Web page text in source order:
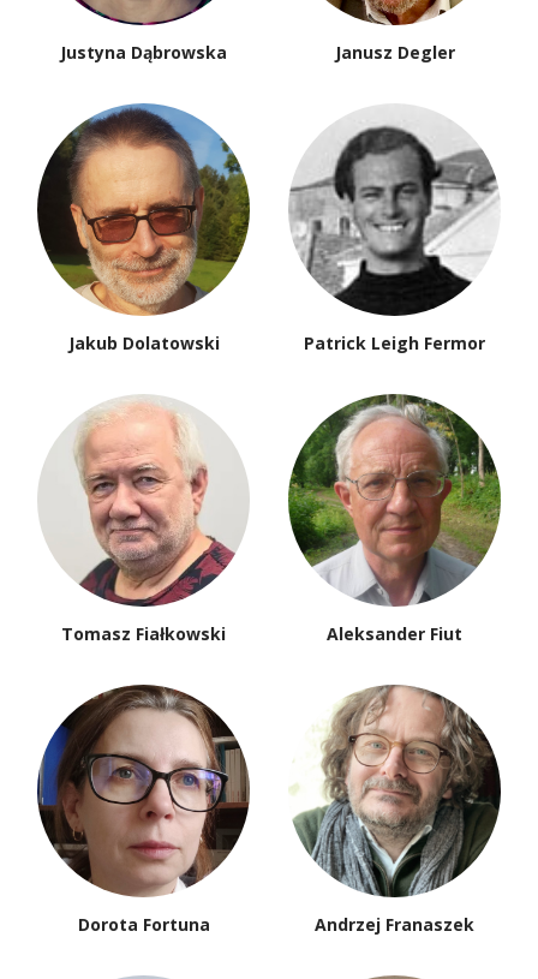
Justyna Dąbrowska Janusz Degler
Jakub Dolatowski Patrick Leigh Fermor
Tomasz Fiałkowski Aleksander Fiut
Dorota Fortuna Andrzej Franaszek